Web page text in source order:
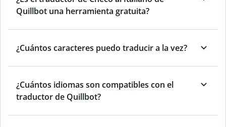
Quillbot una herramienta gratuita?
¿Cuántos caracteres puedo traducir a la vez?
¿Cuántos idiomas son compatibles con el
traductor de Quillbot?